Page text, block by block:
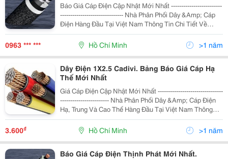
Báo Giá Cáp Điện Cập Nhật Mới Nhất -------------------------
------------------------------- Nhà Phân Phối Dây &Amp; Cáp
Điện Hàng Đầu Tại Việt Nam Thông Tin Chi Tiết Về
Bảng Báo Giá Cập Nhật Mới Nhất Của Các Nhà Sản
Xuất Dây Và C
0963 *** *** Hồ Chí Minh >1 năm
Dây Điện 1X2.5 Cadivi. Bảng Báo Giá Cáp Hạ
Thế Mới Nhất
Giá Cáp Điện Cập Nhật Mới Nhất --------------------------------
------------------------ Nhà Phân Phối Dây &Amp; Cáp Điện
Hạ, Trung Và Cao Thế Hàng Đầu Tại Việt Nam Thông
Tin Chi Tiết Về Bảng Báo Giá Cập Nhật Mới Nhất Của
Các Nhà
3.600₫ Hồ Chí Minh >1 năm
Báo Giá Cáp Điện Thịnh Phát Mới Nhất.